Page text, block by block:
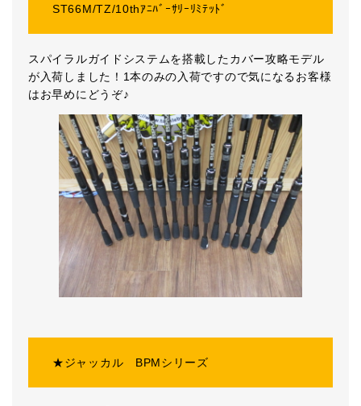
ST66M/TZ/10thｱﾆﾊﾞｰｻﾘｰﾘﾐﾃｯﾄﾞ
スパイラルガイドシステムを搭載したカバー攻略モデル
が入荷しました！1本のみの入荷ですので気になるお客様
はお早めにどうぞ♪
★ジャッカル BPMシリーズ